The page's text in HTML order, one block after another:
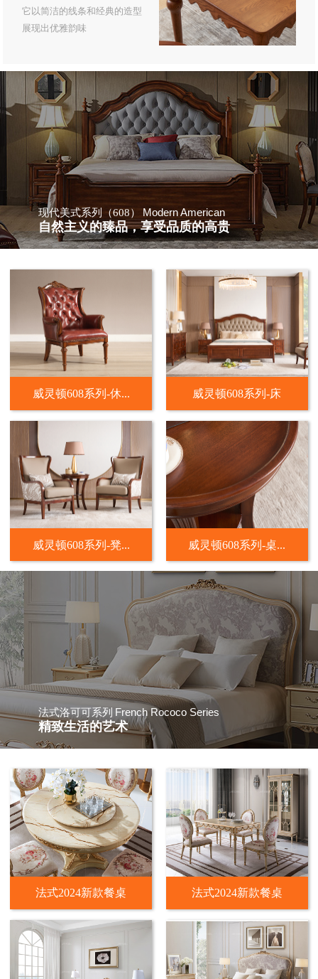
它以简洁的线条和经典的造型
展现出优雅韵味
现代美式系列（608） Modern American
自然主义的臻品，享受品质的高贵
威灵顿608系列-休... 威灵顿608系列-床
威灵顿608系列-凳... 威灵顿608系列-桌...
法式洛可可系列 French Rococo Series
精致生活的艺术
法式2024新款餐桌 法式2024新款餐桌